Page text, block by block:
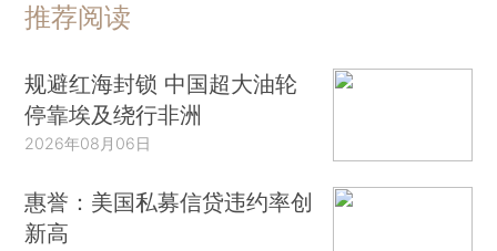
推荐阅读
规避红海封锁 中国超大油轮
停靠埃及绕行非洲
2026年08月06日
惠誉：美国私募信贷违约率创
新高